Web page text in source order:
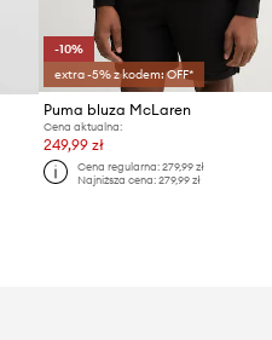
-10%
extra -5% z kodem: OFF*
Puma bluza McLaren
Cena aktualna:
249,99 zł
Cena regularna: 279,99 zł
Najniższa cena: 279,99 zł